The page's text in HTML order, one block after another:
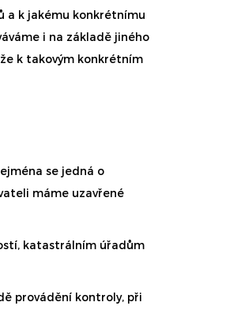
a k jakému konkrétnímu
i na základě jiného
k takovým konkrétním
se jedná o
máme uzavřené
katastrálním úřadům
provádění kontroly, při